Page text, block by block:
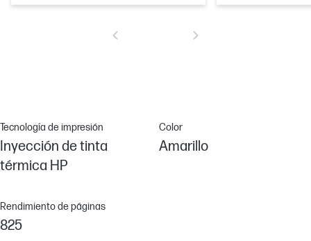
Tecnología de impresión
Inyección de tinta
térmica HP
Color
Amarillo
Rendimiento de páginas
825